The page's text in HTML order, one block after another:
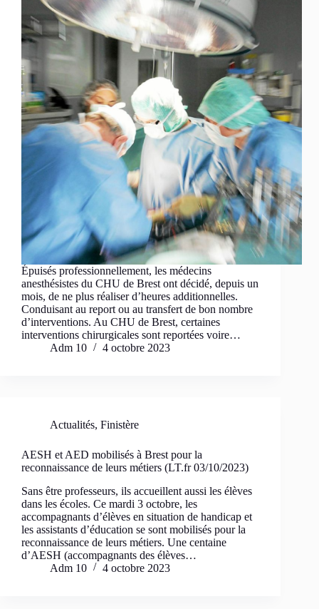
Épuisés professionnellement, les médecins
anesthésistes du CHU de Brest ont décidé, depuis un
mois, de ne plus réaliser d’heures additionnelles.
Conduisant au report ou au transfert de bon nombre
d’interventions. Au CHU de Brest, certaines
interventions chirurgicales sont reportées voire…
Adm 10
4 octobre 2023
Actualités, Finistère
AESH et AED mobilisés à Brest pour la
reconnaissance de leurs métiers (LT.fr 03/10/2023)
Sans être professeurs, ils accueillent aussi les élèves
dans les écoles. Ce mardi 3 octobre, les
accompagnants d’élèves en situation de handicap et
les assistants d’éducation se sont mobilisés pour la
reconnaissance de leurs métiers. Une centaine
d’AESH (accompagnants des élèves…
Adm 10
4 octobre 2023